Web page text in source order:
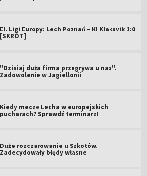
El. Ligi Europy: Lech Poznań – KI Klaksvik 1:0
[SKRÓT]
"Dzisiaj duża firma przegrywa u nas".
Zadowolenie w Jagiellonii
Kiedy mecze Lecha w europejskich
pucharach? Sprawdź terminarz!
Duże rozczarowanie u Szkotów.
Zadecydowały błędy własne